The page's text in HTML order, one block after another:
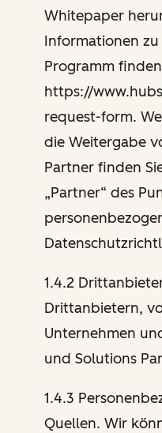
Whitepaper
Informationen
Programm
https://
request-form.
die Weitergabe
Partner finden
„Partner“ des
1.4.2
Drittanbietern,
Unternehmen
und Solutions
1.4.3
Quellen. Wir